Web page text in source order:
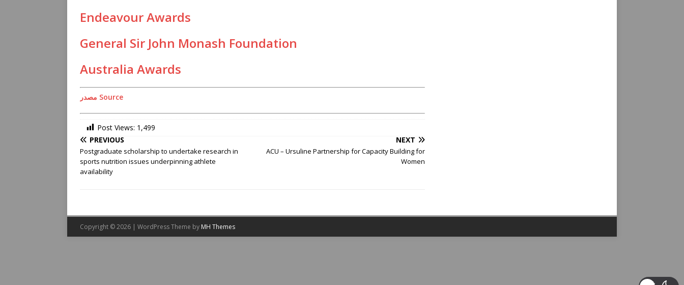
Endeavour Awards
General Sir John Monash Foundation
Australia Awards
مصدر Source
Post Views: 1,499
PREVIOUS
Postgraduate scholarship to undertake research in
sports nutrition issues underpinning athlete
availability
NEXT
ACU – Ursuline Partnership for Capacity Building for
Women
Copyright © 2026 | WordPress Theme by MH Themes